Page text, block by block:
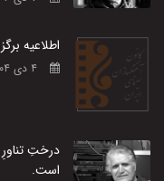
اطلاعیه
درختِ
است.